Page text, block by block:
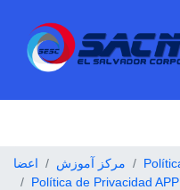
اعضا مرکز آموزش
Política de Privacidad APP